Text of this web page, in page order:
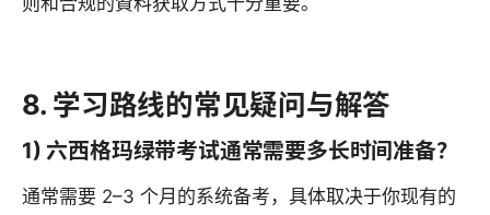
8. 学习路线的常见疑问与解答
1) 六西格玛绿带考试通常需要多长时间准备？
通常需要 2–3 个月的系统备考，具体取决于你现有的